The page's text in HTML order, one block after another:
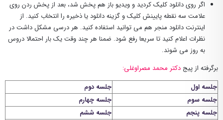
اگر روی دانلود کلیک کردید و ویدیو باز هم پخش شد، بعد از پخش ردن روی
علامت سه نقطه پایینش کلیک و گزینه دانلود یا ذخیره را انتخاب کنید. از
اینترنت دانلود منجر هم می توانید استفاده کنید. هر درسی مشکل داشت در
نظرات اعلام کنید تا سریعا رفع شود. ضمنا هر چند وقت یک بار احتمالا دروس
به روز می شوند.
برگرفته از پیج دکتر محمد مصراوغلی:
جلسه اول
جلسه دوم
جلسه سوم
جلسه چهارم
جلسه پنجم
جلسه ششم